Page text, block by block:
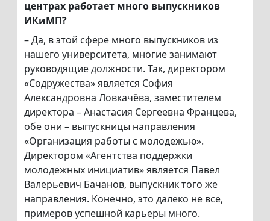
центрах работает много выпускников
ИКиМП?
– Да, в этой сфере много выпускников из
нашего университета, многие занимают
руководящие должности. Так, директором
«Содружества» является София
Александровна Ловкачёва, заместителем
директора – Анастасия Сергеевна Францева,
обе они – выпускницы направления
«Организация работы с молодежью».
Директором «Агентства поддержки
молодежных инициатив» является Павел
Валерьевич Бачанов, выпускник того же
направления. Конечно, это далеко не все,
примеров успешной карьеры много.